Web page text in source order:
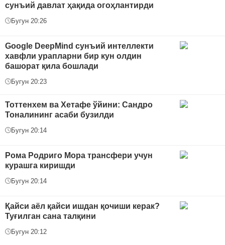
сунъий давлат ҳақида огоҳлантирди
Бугун 20:26
Google DeepMind сунъий интеллекти
хавфли урапларни бир кун олдин
башорат қила бошлади
Бугун 20:23
Тоттенхем ва Хетафе ўйини: Сандро
Тоналининг асаби бузилди
Бугун 20:14
Рома Родриго Мора трансфери учун
курашга киришди
Бугун 20:14
Қайси аёл қайси ишдан қочиши керак?
Туғилган сана талқини
Бугун 20:12